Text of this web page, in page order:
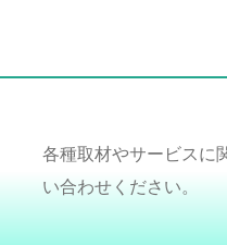
各種取材やサービスに
い合わせください。